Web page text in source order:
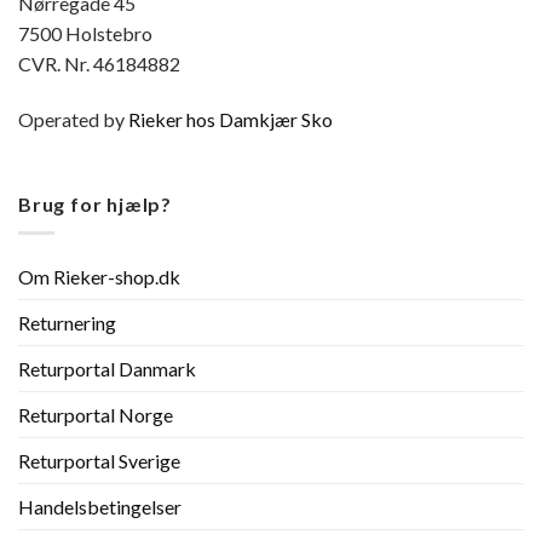
7500 Holstebro
CVR. Nr. 46184882
Operated by Rieker hos Damkjær Sko
Brug for hjælp?
Om Rieker-shop.dk
Returnering
Returportal Danmark
Returportal Norge
Returportal Sverige
Handelsbetingelser